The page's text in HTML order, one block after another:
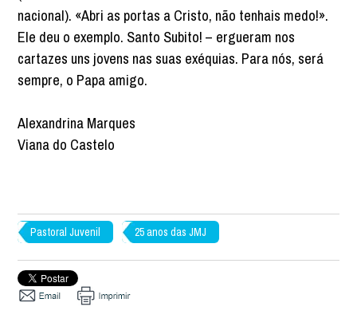
nacional). «Abri as portas a Cristo, não tenhais medo!».
Ele deu o exemplo. Santo Subito! – ergueram nos
cartazes uns jovens nas suas exéquias. Para nós, será
sempre, o Papa amigo.
Alexandrina Marques
Viana do Castelo
Pastoral Juvenil 25 anos das JMJ